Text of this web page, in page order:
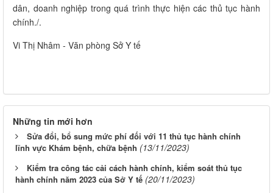
dân, doanh nghiệp trong quá trình thực hiện các thủ tục hành
chính./.
Vi Thị Nhâm - Văn phòng Sở Y tế
Những tin mới hơn
Sửa đổi, bổ sung mức phí đối với 11 thủ tục hành chính
lĩnh vực Khám bệnh, chữa bệnh (13/11/2023)
Kiểm tra công tác cải cách hành chính, kiểm soát thủ tục
hành chính năm 2023 của Sở Y tế (20/11/2023)